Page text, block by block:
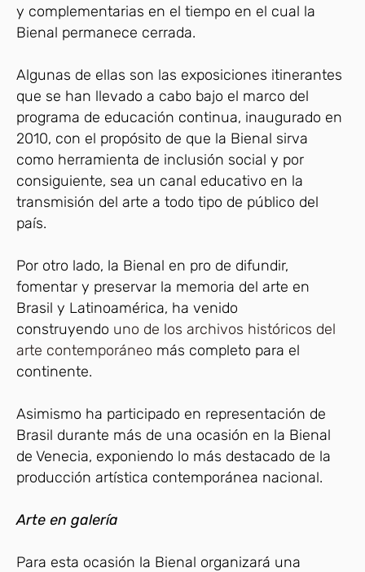
y complementarias en el tiempo en el cual la
Bienal permanece cerrada.
Algunas de ellas son las exposiciones itinerantes
que se han llevado a cabo bajo el marco del
programa de educación continua, inaugurado en
2010, con el propósito de que la Bienal sirva
como herramienta de inclusión social y por
consiguiente, sea un canal educativo en la
transmisión del arte a todo tipo de público del
país.
Por otro lado, la Bienal en pro de difundir,
fomentar y preservar la memoria del arte en
Brasil y Latinoamérica, ha venido
construyendo uno de los archivos históricos del
arte contemporáneo más completo para el
continente.
Asimismo ha participado en representación de
Brasil durante más de una ocasión en la Bienal
de Venecia, exponiendo lo más destacado de la
producción artística contemporánea nacional.
Arte en galería
Para esta ocasión la Bienal organizará una